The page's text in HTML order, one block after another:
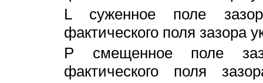
L суженное поле
фактического поля зазора
P смещенное поле
фактического поля